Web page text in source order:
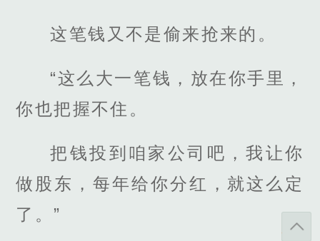
这笔钱又不是偷来抢来的。
“这么大一笔钱，放在你手里，
你也把握不住。
把钱投到咱家公司吧，我让你
做股东，每年给你分红，就这么定
了。”